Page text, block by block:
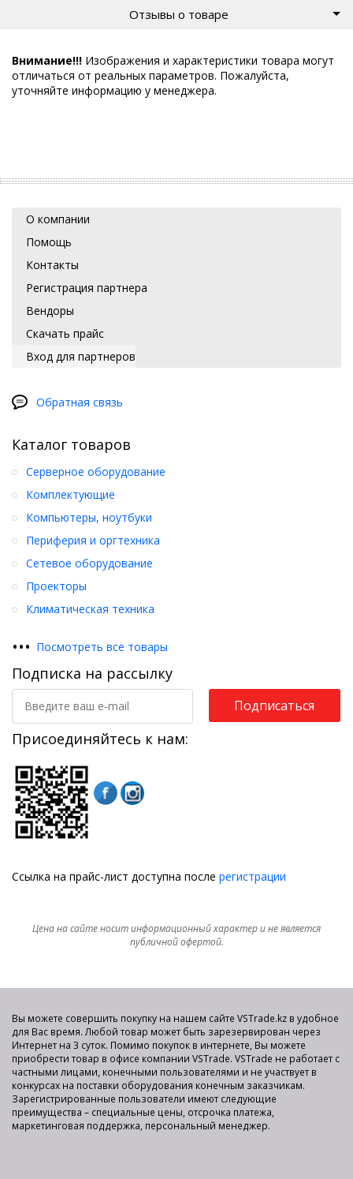
Отзывы о товаре
Внимание!!! Изображения и характеристики товара могут
отличаться от реальных параметров. Пожалуйста,
уточняйте информацию у менеджера.
О компании
Помощь
Контакты
Регистрация партнера
Вендоры
Скачать прайс
Вход для партнеров
Обратная связь
Каталог товаров
Серверное оборудование
Комплектующие
Компьютеры, ноутбуки
Периферия и оргтехника
Сетевое оборудование
Проекторы
Климатическая техника
••• Посмотреть все товары
Подписка на рассылку
Подписаться
Присоединяйтесь к нам:
Ссылка на прайс-лист доступна после регистрации
Цена на сайте носит информационный характер и не является
публичной офертой.
Вы можете совершить покупку на нашем сайте VSTrade.kz в удобное
для Вас время. Любой товар может быть зарезервирован через
Интернет на 3 суток. Помимо покупок в интернете, Вы можете
приобрести товар в офисе компании VSTrade. VSTrade не работает с
частными лицами, конечными пользователями и не участвует в
конкурсах на поставки оборудования конечным заказчикам.
Зарегистрированные пользователи имеют следующие
преимущества – специальные цены, отсрочка платежа,
маркетинговая поддержка, персональный менеджер.